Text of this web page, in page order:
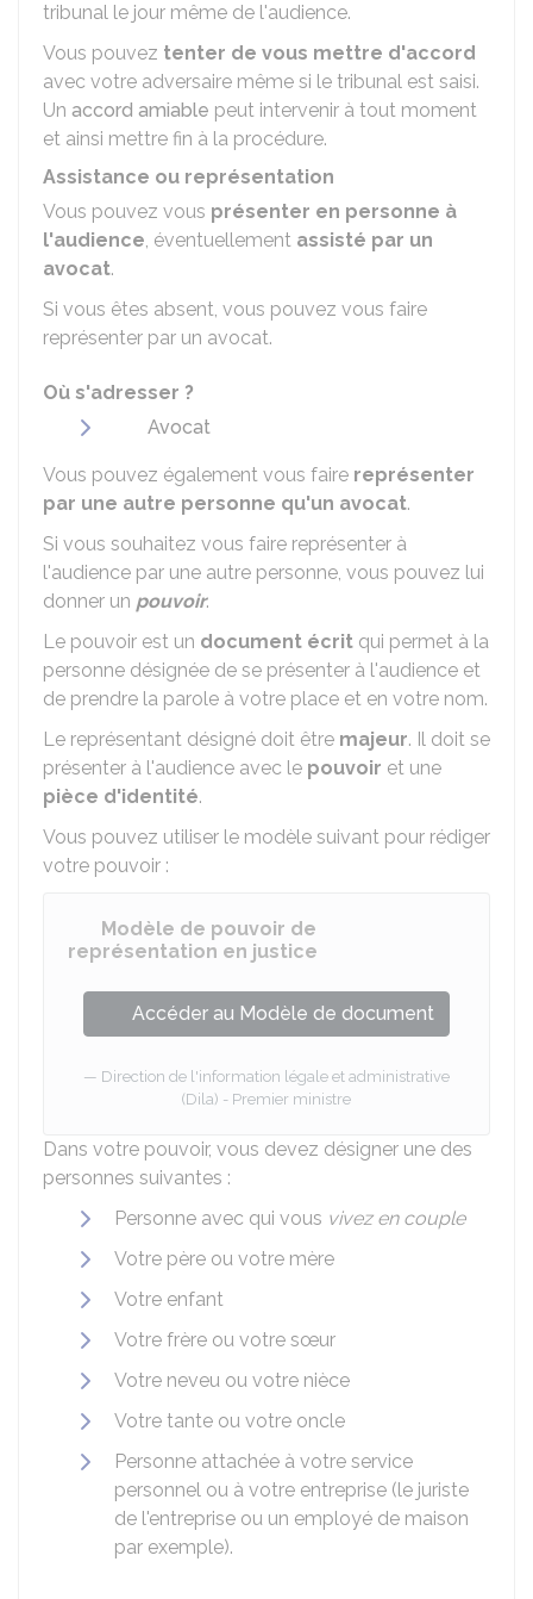
tribunal le jour même de l'audience.
Vous pouvez tenter de vous mettre d'accord
avec votre adversaire même si le tribunal est saisi.
Un accord amiable peut intervenir à tout moment
et ainsi mettre fin à la procédure.
Assistance ou représentation
Vous pouvez vous présenter en personne à
l'audience, éventuellement assisté par un
avocat.
Si vous êtes absent, vous pouvez vous faire
représenter par un avocat.
Où s'adresser ?
Avocat
Vous pouvez également vous faire représenter
par une autre personne qu'un avocat.
Si vous souhaitez vous faire représenter à
l'audience par une autre personne, vous pouvez lui
donner un pouvoir.
Le pouvoir est un document écrit qui permet à la
personne désignée de se présenter à l'audience et
de prendre la parole à votre place et en votre nom.
Le représentant désigné doit être majeur. Il doit se
présenter à l'audience avec le pouvoir et une
pièce d'identité.
Vous pouvez utiliser le modèle suivant pour rédiger
votre pouvoir :
Modèle de pouvoir de
représentation en justice
Accéder au Modèle de document
Direction de l'information légale et administrative
(Dila) - Premier ministre
Dans votre pouvoir, vous devez désigner une des
personnes suivantes :
Personne avec qui vous vivez en couple
Votre père ou votre mère
Votre enfant
Votre frère ou votre sœur
Votre neveu ou votre nièce
Votre tante ou votre oncle
Personne attachée à votre service
personnel ou à votre entreprise (le juriste
de l'entreprise ou un employé de maison
par exemple).